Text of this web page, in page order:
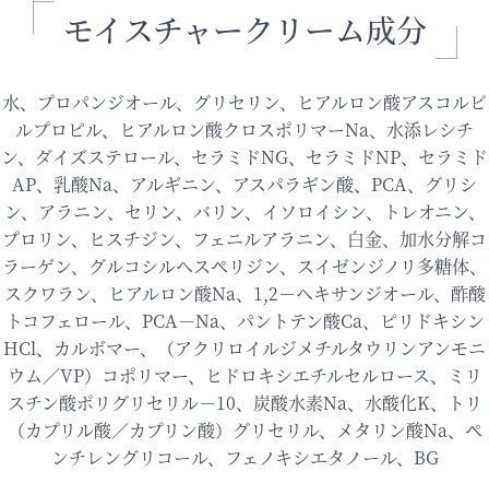
モイスチャークリーム成分
水、プロパンジオール、グリセリン、ヒアルロン酸アスコルビ
ルプロピル、ヒアルロン酸クロスポリマーNa、水添レシチ
ン、ダイズステロール、セラミドNG、セラミドNP、セラミド
AP、乳酸Na、アルギニン、アスパラギン酸、PCA、グリシ
ン、アラニン、セリン、バリン、イソロイシン、トレオニン、
プロリン、ヒスチジン、フェニルアラニン、白金、加水分解コ
ラーゲン、グルコシルヘスペリジン、スイゼンジノリ多糖体、
スクワラン、ヒアルロン酸Na、1,2－ヘキサンジオール、酢酸
トコフェロール、PCA－Na、パントテン酸Ca、ピリドキシン
HCl、カルボマー、（アクリロイルジメチルタウリンアンモニ
ウム／VP）コポリマー、ヒドロキシエチルセルロース、ミリ
スチン酸ポリグリセリル－10、炭酸水素Na、水酸化K、トリ
（カプリル酸／カプリン酸）グリセリル、メタリン酸Na、ペ
ンチレングリコール、フェノキシエタノール、BG